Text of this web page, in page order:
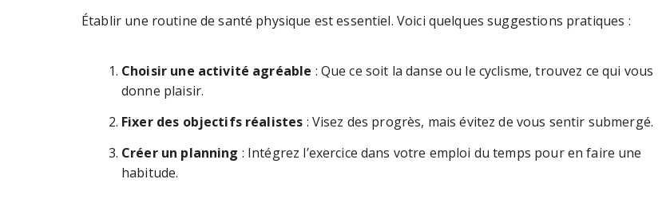
Établir une routine de santé physique est essentiel. Voici quelques suggestions pratiques :
Choisir une activité agréable : Que ce soit la danse ou le cyclisme, trouvez ce qui vous
donne plaisir.
Fixer des objectifs réalistes : Visez des progrès, mais évitez de vous sentir submergé.
Créer un planning : Intégrez l’exercice dans votre emploi du temps pour en faire une
habitude.